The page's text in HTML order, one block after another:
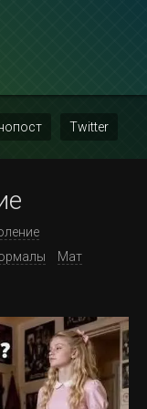
Twitter
Мат